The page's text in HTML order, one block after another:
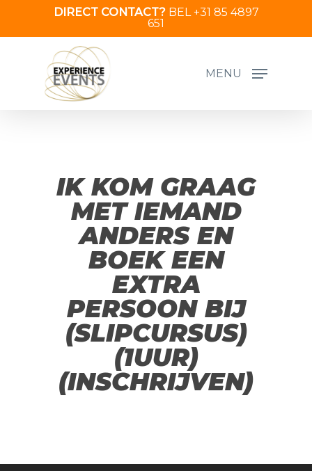
content
DIRECT CONTACT?BEL +31 85 4897
651
MENU
IK KOM GRAAG
MET IEMAND
ANDERS EN
BOEK EEN
EXTRA
PERSOON BIJ
(SLIPCURSUS)
(1UUR)
(INSCHRIJVEN)